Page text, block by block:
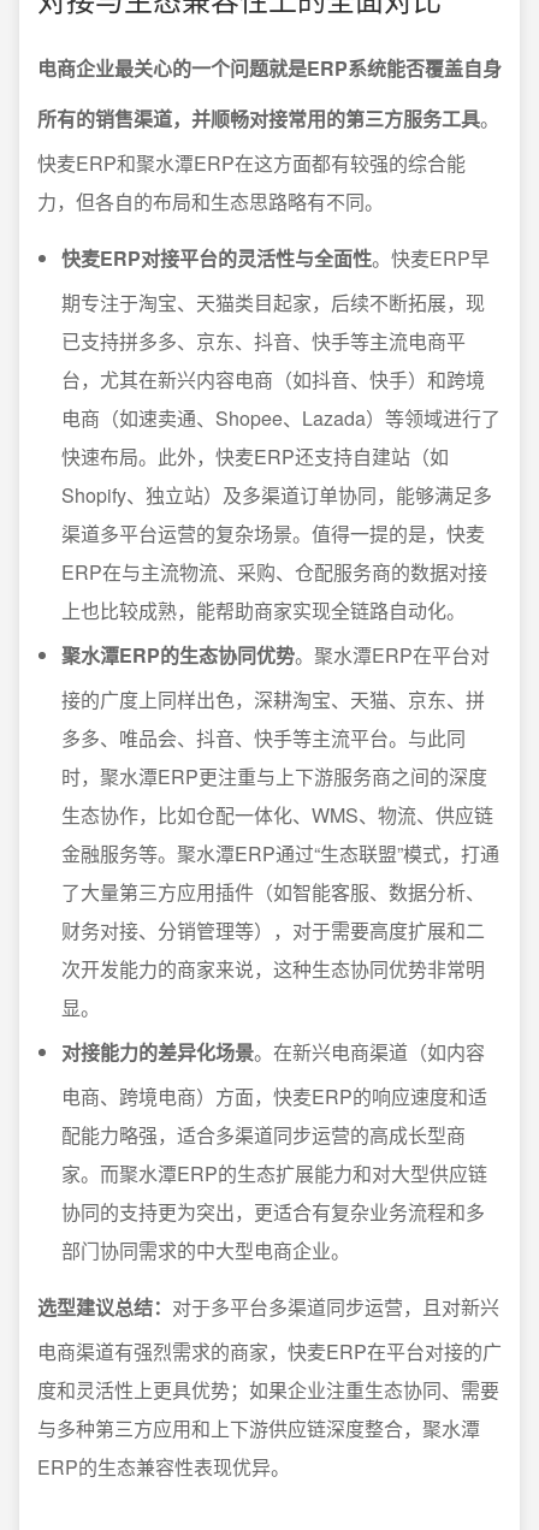
电商企业最关心的一个问题就是ERP系统能否覆盖自身
所有的销售渠道，并顺畅对接常用的第三方服务工具。
快麦ERP和聚水潭ERP在这方面都有较强的综合能
力，但各自的布局和生态思路略有不同。
快麦ERP对接平台的灵活性与全面性。快麦ERP早
期专注于淘宝、天猫类目起家，后续不断拓展，现
已支持拼多多、京东、抖音、快手等主流电商平
台，尤其在新兴内容电商（如抖音、快手）和跨境
电商（如速卖通、Shopee、Lazada）等领域进行了
快速布局。此外，快麦ERP还支持自建站（如
Shopify、独立站）及多渠道订单协同，能够满足多
渠道多平台运营的复杂场景。值得一提的是，快麦
ERP在与主流物流、采购、仓配服务商的数据对接
上也比较成熟，能帮助商家实现全链路自动化。
聚水潭ERP的生态协同优势。聚水潭ERP在平台对
接的广度上同样出色，深耕淘宝、天猫、京东、拼
多多、唯品会、抖音、快手等主流平台。与此同
时，聚水潭ERP更注重与上下游服务商之间的深度
生态协作，比如仓配一体化、WMS、物流、供应链
金融服务等。聚水潭ERP通过“生态联盟”模式，打通
了大量第三方应用插件（如智能客服、数据分析、
财务对接、分销管理等），对于需要高度扩展和二
次开发能力的商家来说，这种生态协同优势非常明
显。
对接能力的差异化场景。在新兴电商渠道（如内容
电商、跨境电商）方面，快麦ERP的响应速度和适
配能力略强，适合多渠道同步运营的高成长型商
家。而聚水潭ERP的生态扩展能力和对大型供应链
协同的支持更为突出，更适合有复杂业务流程和多
部门协同需求的中大型电商企业。
选型建议总结： 对于多平台多渠道同步运营，且对新兴
电商渠道有强烈需求的商家，快麦ERP在平台对接的广
度和灵活性上更具优势；如果企业注重生态协同、需要
与多种第三方应用和上下游供应链深度整合，聚水潭
ERP的生态兼容性表现优异。